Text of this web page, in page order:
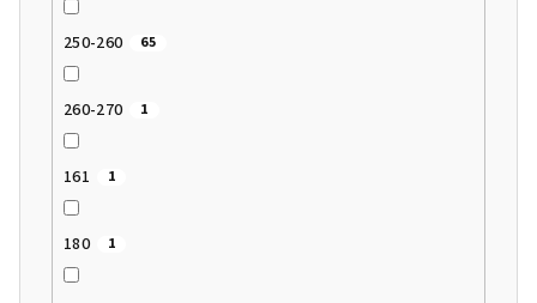
250-260 65
260-270 1
161 1
180 1